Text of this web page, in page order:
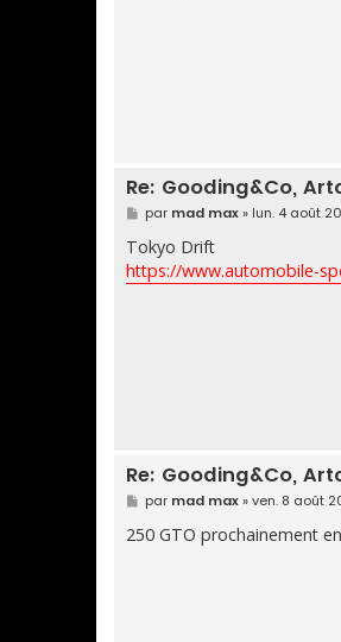
Re: Gooding&Co,
M
e
s
s
a
g
par mad max» lun. 4 août
Tokyo Drift
https://www.automobile-
Re: Gooding&Co,
M
e
s
s
par mad max»ven. 8 août
250 GTO prochainement